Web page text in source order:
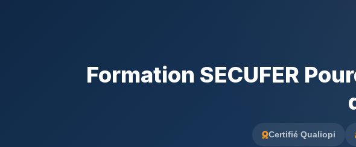
Formation SECUFER
Certifié Qualiopi